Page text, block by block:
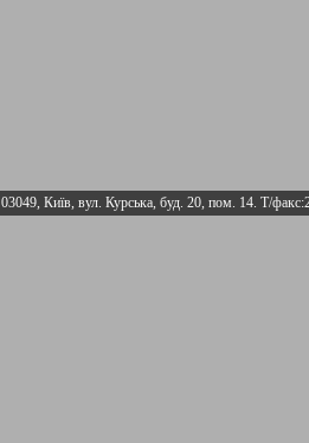
03049, Київ, вул. Курська, буд. 20, пом. 14. Т/